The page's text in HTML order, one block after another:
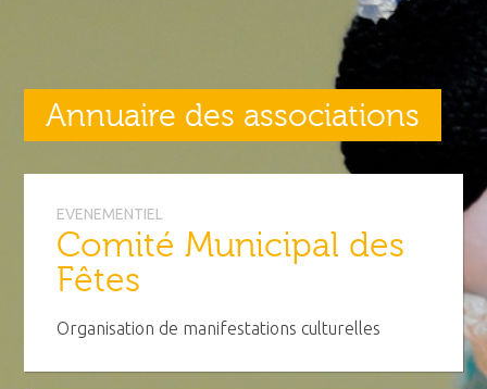
Annuaire des associations
EVENEMENTIEL
Comité Municipal des
Fêtes
Organisation de manifestations culturelles